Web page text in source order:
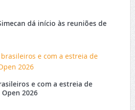
dá início às reuniões de
e com a estreia de
2026